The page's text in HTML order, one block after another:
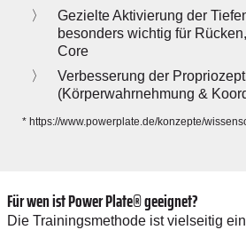
Gezielte Aktivierung der
besonders wichtig für
Core
Verbesserung der
(Körperwahrnehmung &
* https://www.powerplate.de/konzepte/
Für wen ist Power Plate® geeignet?
Die Trainingsmethode ist vielseitig